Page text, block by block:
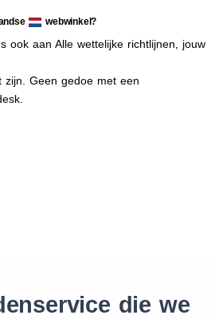
webwinkel?
ook aan Alle wettelijke richtlijnen, jouw
zijn. Geen gedoe met een
die we